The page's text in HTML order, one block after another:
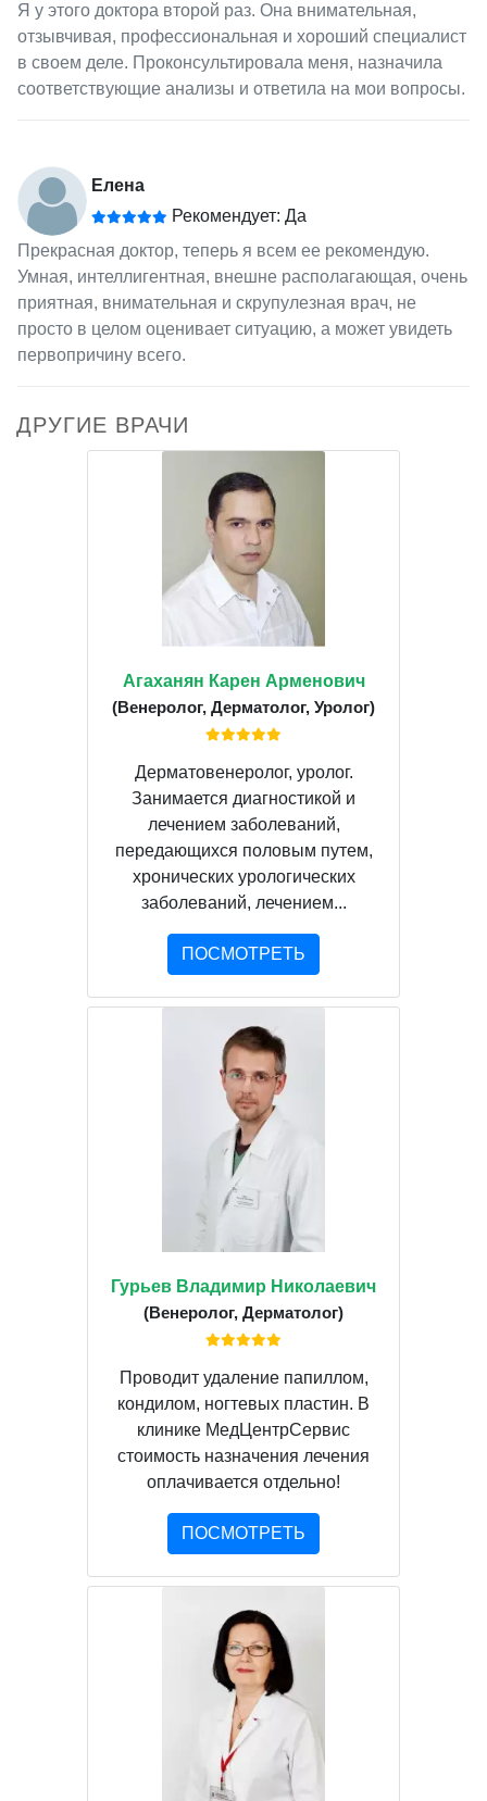
Я у этого доктора второй раз. Она внимательная,
отзывчивая, профессиональная и хороший специалист
в своем деле. Проконсультировала меня, назначила
соответствующие анализы и ответила на мои вопросы.
Елена
Рекомендует: Да
Прекрасная доктор, теперь я всем ее рекомендую.
Умная, интеллигентная, внешне располагающая, очень
приятная, внимательная и скрупулезная врач, не
просто в целом оценивает ситуацию, а может увидеть
первопричину всего.
ДРУГИЕ ВРАЧИ
Агаханян Карен Арменович
(Венеролог, Дерматолог, Уролог)
Дерматовенеролог, уролог.
Занимается диагностикой и
лечением заболеваний,
передающихся половым путем,
хронических урологических
заболеваний, лечением...
ПОСМОТРЕТЬ
Гурьев Владимир Николаевич
(Венеролог, Дерматолог)
Проводит удаление папиллом,
кондилом, ногтевых пластин. В
клинике МедЦентрСервис
стоимость назначения лечения
оплачивается отдельно!
ПОСМОТРЕТЬ